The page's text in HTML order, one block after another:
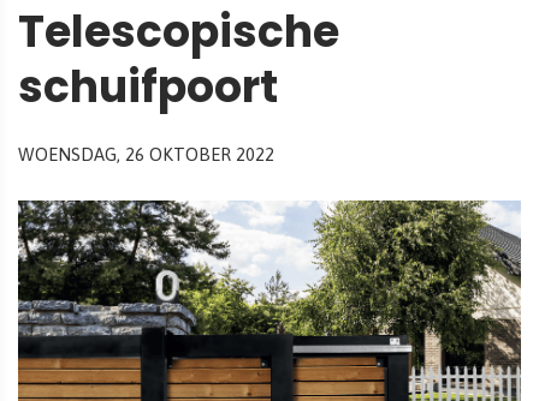
Telescopische
schuifpoort
WOENSDAG, 26 OKTOBER 2022